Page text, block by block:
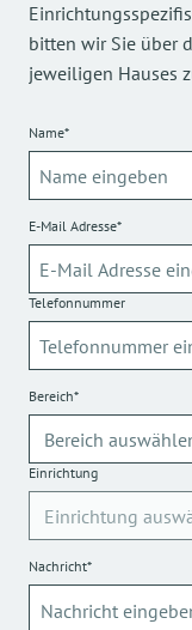
bitten wir Sie über
jeweiligen Hauses
Name*
E-Mail Adresse*
Telefonnummer
Bereich*
Einrichtung
Nachricht*